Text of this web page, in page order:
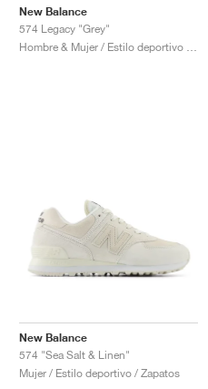
New Balance
574 Legacy "Grey"
New Balance
574 "Sea Salt & Linen"
Mujer / Estilo deportivo / Zapatos